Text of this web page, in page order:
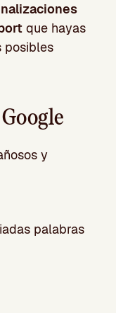
que hayas
posibles
y
palabras